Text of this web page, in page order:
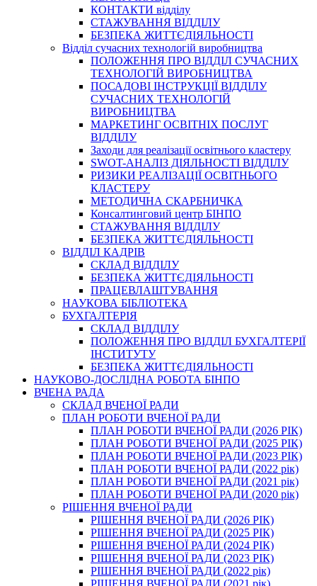
КОНТАКТИ відділу
СТАЖУВАННЯ ВІДДІЛУ
БЕЗПЕКА ЖИТТЄДІЯЛЬНОСТІ
Відділ сучасних технологій виробництва
ПОЛОЖЕННЯ ПРО ВІДДІЛ СУЧАСНИХ
ТЕХНОЛОГІЙ ВИРОБНИЦТВА
ПОСАДОВІ ІНСТРУКЦІЇ ВІДДІЛУ
СУЧАСНИХ ТЕХНОЛОГІЙ
ВИРОБНИЦТВА
МАРКЕТИНГ ОСВІТНІХ ПОСЛУГ
ВІДДІЛУ
Заходи для реалізації освітнього кластеру
SWOT-АНАЛІЗ ДІЯЛЬНОСТІ ВІДДІЛУ
РИЗИКИ РЕАЛІЗАЦІЇ ОСВІТНЬОГО
КЛАСТЕРУ
МЕТОДИЧНА СКАРБНИЧКА
Консалтинговий центр БІНПО
СТАЖУВАННЯ ВІДДІЛУ
БЕЗПЕКА ЖИТТЄДІЯЛЬНОСТІ
ВІДДІЛ КАДРІВ
СКЛАД ВІДДІЛУ
БЕЗПЕКА ЖИТТЄДІЯЛЬНОСТІ
ПРАЦЕВЛАШТУВАННЯ
НАУКОВА БІБЛІОТЕКА
БУХГАЛТЕРІЯ
СКЛАД ВІДДІЛУ
ПОЛОЖЕННЯ ПРО ВІДДІЛ БУХГАЛТЕРІЇ
ІНСТИТУТУ
БЕЗПЕКА ЖИТТЄДІЯЛЬНОСТІ
НАУКОВО-ДОСЛІДНА РОБОТА БІНПО
ВЧЕНА РАДА
СКЛАД ВЧЕНОЇ РАДИ
ПЛАН РОБОТИ ВЧЕНОЇ РАДИ
ПЛАН РОБОТИ ВЧЕНОЇ РАДИ (2026 РІК)
ПЛАН РОБОТИ ВЧЕНОЇ РАДИ (2025 РІК)
ПЛАН РОБОТИ ВЧЕНОЇ РАДИ (2023 РІК)
ПЛАН РОБОТИ ВЧЕНОЇ РАДИ (2022 рік)
ПЛАН РОБОТИ ВЧЕНОЇ РАДИ (2021 рік)
ПЛАН РОБОТИ ВЧЕНОЇ РАДИ (2020 рік)
РІШЕННЯ ВЧЕНОЇ РАДИ
РІШЕННЯ ВЧЕНОЇ РАДИ (2026 РІК)
РІШЕННЯ ВЧЕНОЇ РАДИ (2025 РІК)
РІШЕННЯ ВЧЕНОЇ РАДИ (2024 РІК)
РІШЕННЯ ВЧЕНОЇ РАДИ (2023 РІК)
РІШЕННЯ ВЧЕНОЇ РАДИ (2022 рік)
РІШЕННЯ ВЧЕНОЇ РАДИ (2021 рік)